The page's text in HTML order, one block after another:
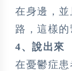
在身邊，
路，這樣的
4、說出來
在憂鬱症